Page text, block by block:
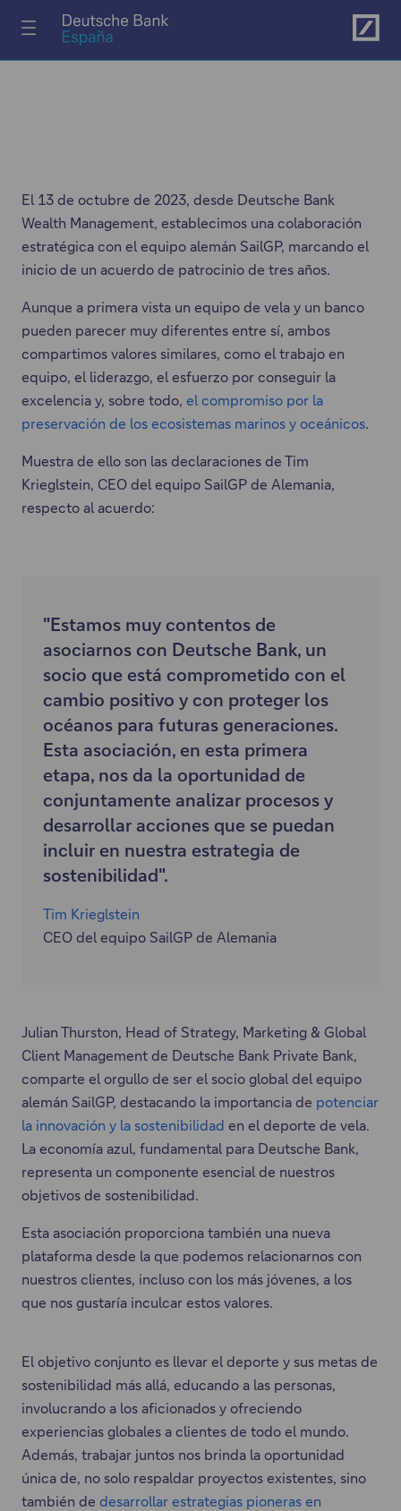
asociación de tres años
El 13 de octubre de 2023, desde Deutsche Bank
Wealth Management, establecimos una colaboración
estratégica con el equipo alemán SailGP, marcando el
inicio de un acuerdo de patrocinio de tres años.
Aunque a primera vista un equipo de vela y un banco
pueden parecer muy diferentes entre sí, ambos
compartimos valores similares, como el trabajo en
equipo, el liderazgo, el esfuerzo por conseguir la
excelencia y, sobre todo, el compromiso por la
preservación de los ecosistemas marinos y oceánicos.
Muestra de ello son las declaraciones de Tim
Krieglstein, CEO del equipo SailGP de Alemania,
respecto al acuerdo:
"Estamos muy contentos de
asociarnos con Deutsche Bank, un
socio que está comprometido con el
cambio positivo y con proteger los
océanos para futuras generaciones.
Esta asociación, en esta primera
etapa, nos da la oportunidad de
conjuntamente analizar procesos y
desarrollar acciones que se puedan
incluir en nuestra estrategia de
sostenibilidad".
Tim Krieglstein
CEO del equipo SailGP de Alemania
Julian Thurston, Head of Strategy, Marketing & Global
Client Management de Deutsche Bank Private Bank,
comparte el orgullo de ser el socio global del equipo
alemán SailGP, destacando la importancia de potenciar
la innovación y la sostenibilidad en el deporte de vela.
La economía azul, fundamental para Deutsche Bank,
representa un componente esencial de nuestros
objetivos de sostenibilidad.
Esta asociación proporciona también una nueva
plataforma desde la que podemos relacionarnos con
nuestros clientes, incluso con los más jóvenes, a los
que nos gustaría inculcar estos valores.
El objetivo conjunto es llevar el deporte y sus metas de
sostenibilidad más allá, educando a las personas,
involucrando a los aficionados y ofreciendo
experiencias globales a clientes de todo el mundo.
Además, trabajar juntos nos brinda la oportunidad
única de, no solo respaldar proyectos existentes, sino
también de desarrollar estrategias pioneras en